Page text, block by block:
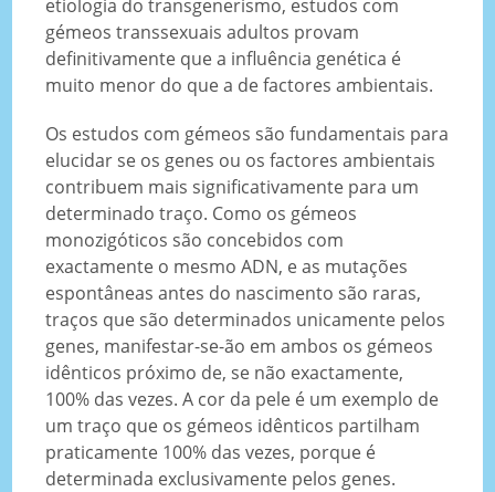
etiologia do transgenerismo, estudos com
gémeos transsexuais adultos provam
definitivamente que a influência genética é
muito menor do que a de factores ambientais.
Os estudos com gémeos são fundamentais para
elucidar se os genes ou os factores ambientais
contribuem mais significativamente para um
determinado traço. Como os gémeos
monozigóticos são concebidos com
exactamente o mesmo ADN, e as mutações
espontâneas antes do nascimento são raras,
traços que são determinados unicamente pelos
genes, manifestar-se-ão em ambos os gémeos
idênticos próximo de, se não exactamente,
100% das vezes. A cor da pele é um exemplo de
um traço que os gémeos idênticos partilham
praticamente 100% das vezes, porque é
determinada exclusivamente pelos genes.